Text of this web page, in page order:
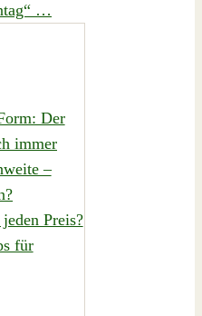
…
Der
immer
–
Preis?
für